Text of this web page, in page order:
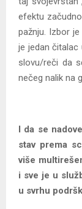
efektu
pažnju. Izbor
je jedan čitalac
slovu/reči da
nečeg nalik na
I da se
stav prema
više
i sve je u
u svrhu